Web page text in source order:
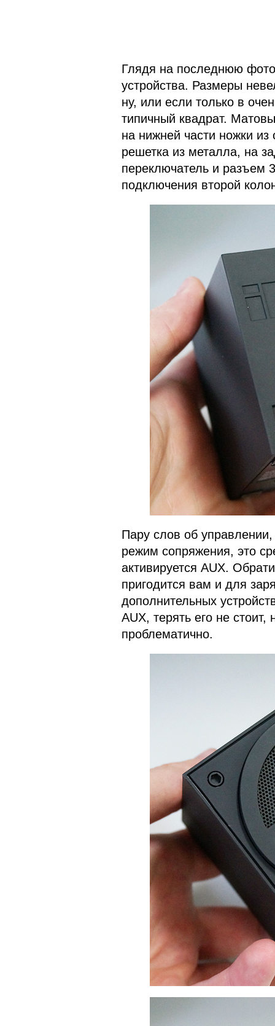
Глядя на последнюю
устройства. Размеры
ну, или если только в
типичный квадрат.
на нижней части ножки
решетка из металла, на
переключатель и разъем
подключения второй
Пару слов об
режим сопряжения, это
активируется AUX.
пригодится вам и для
дополнительных
AUX, терять его не стоит,
проблематично.